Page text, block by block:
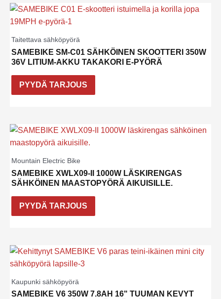
Taitettava sähköpyörä
SAMEBIKE SM-C01 SÄHKÖINEN SKOOTTERI 350W
36V LITIUM-AKKU TAKAKORI E-PYÖRÄ
PYYDÄ TARJOUS
Mountain Electric Bike
SAMEBIKE XWLX09-II 1000W LÄSKIRENGAS
SÄHKÖINEN MAASTOPYÖRÄ AIKUISILLE.
PYYDÄ TARJOUS
Kaupunki sähköpyörä
SAMEBIKE V6 350W 7.8AH 16" TUUMAN KEVYT